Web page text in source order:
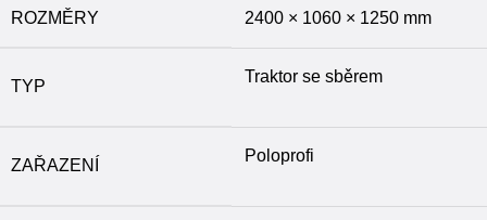
ROZMĚRY 2400 × 1060 × 1250 mm
TYP
Traktor se sběrem
ZAŘAZENÍ
Poloprofi